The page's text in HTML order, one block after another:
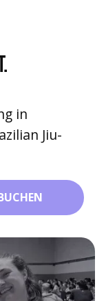
in
Jiu-